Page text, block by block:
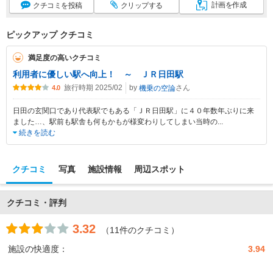
クチコミ を投稿 クリップする 計画を作成
ピックアップ クチコミ
満足度の高いクチコミ
利用者に優しい駅へ向上！ ～ ＪＲ日田駅
4.0 旅行時期 2025/02 by 機乗の空論さん
日田の玄関口であり代表駅でもある「ＪＲ日田駅」に４０年数年ぶりに来
ました…、駅前も駅舎も何もかもが様変わりしてしまい当時の...
続きを読む
クチコミ 写真 施設情報 周辺スポット
クチコミ・評判
3.32
（11件のクチコミ）
施設の快適度：
3.94